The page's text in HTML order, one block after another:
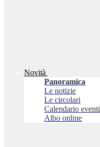
Novità
Panoramica
Le notizie
Le circolari
Calendario eventi
Albo online